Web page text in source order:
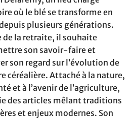
où le blé se transforme en
plusieurs générations.
de la retraite, il souhaite
son savoir-faire et
son regard sur l’évolution de
céréalière. Attaché à la nature,
et à l’avenir de l’agriculture,
des articles mêlant traditions
et enjeux modernes. Son